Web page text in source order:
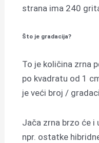
strana ima 240
Što je gradacija?
To je količina zrna
po kvadratu od 1
je veći broj /
Jača zrna brzo će
npr. ostatke